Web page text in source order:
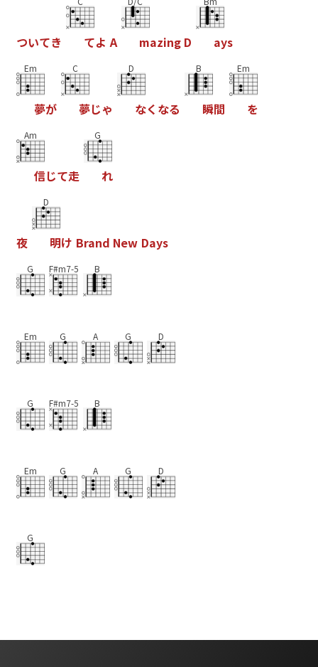
ついてき てよ A mazing D ays
Em
夢が
C
夢じゃ
D
なく なる
B
瞬間
Em
を
Am
信じて走
G
れ
夜
D
明け Brand New Days
G F#m7-5 B
Em G A G D
G F#m7-5 B
Em G A G D
G